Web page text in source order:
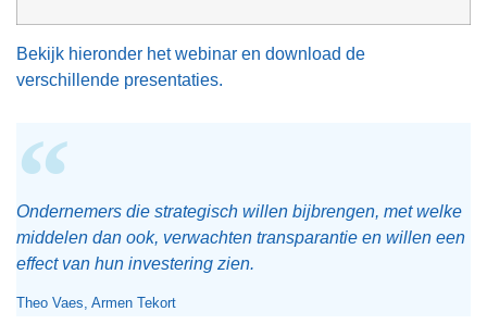
Bekijk hieronder het webinar en download de
verschillende presentaties.
Ondernemers die strategisch willen bijbrengen, met welke
middelen dan ook, verwachten transparantie en willen een
effect van hun investering zien.
Theo Vaes, Armen Tekort